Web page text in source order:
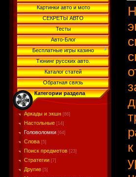
Картинки авто и мото
СЕКРЕТЫ АВТО
Тесты
Авто-Блог
Бесплатные игры казино
Тюнинг русских авто.
Каталог статей
Обратная связь
Категории раздела
Аркады и экшн [86]
Настольные [14]
Головоломки [64]
Слова [5]
Поиск предметов [23]
Стратегии [7]
Другие [5]